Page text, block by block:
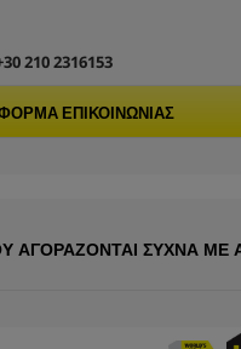
210 2316153
ΕΠΙΚΟΙΝΩΝΊΑΣ
ΑΓΟΡΆΖΟΝΤΑΙ ΣΥΧΝΆ ΜΕ